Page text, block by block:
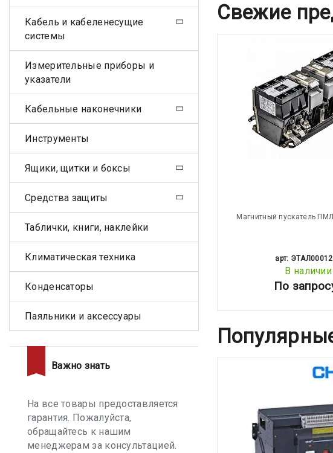
Свежие
Магнитный пускатель
арт:
В наличии
По
Кабель и кабеленесущие
системы
Измерительные приборы и
указатели
Кабельные наконечники
Инструменты
Ящики, щитки и боксы
Средства защиты
Таблички, книги, наклейки
Климатическая техника
Конденсаторы
Паяльники и аксессуары
Важно знать
На все товары предоставляется
гарантия. Пожалуйста,
обращайтесь к нашим
менеджерам за консультацией.